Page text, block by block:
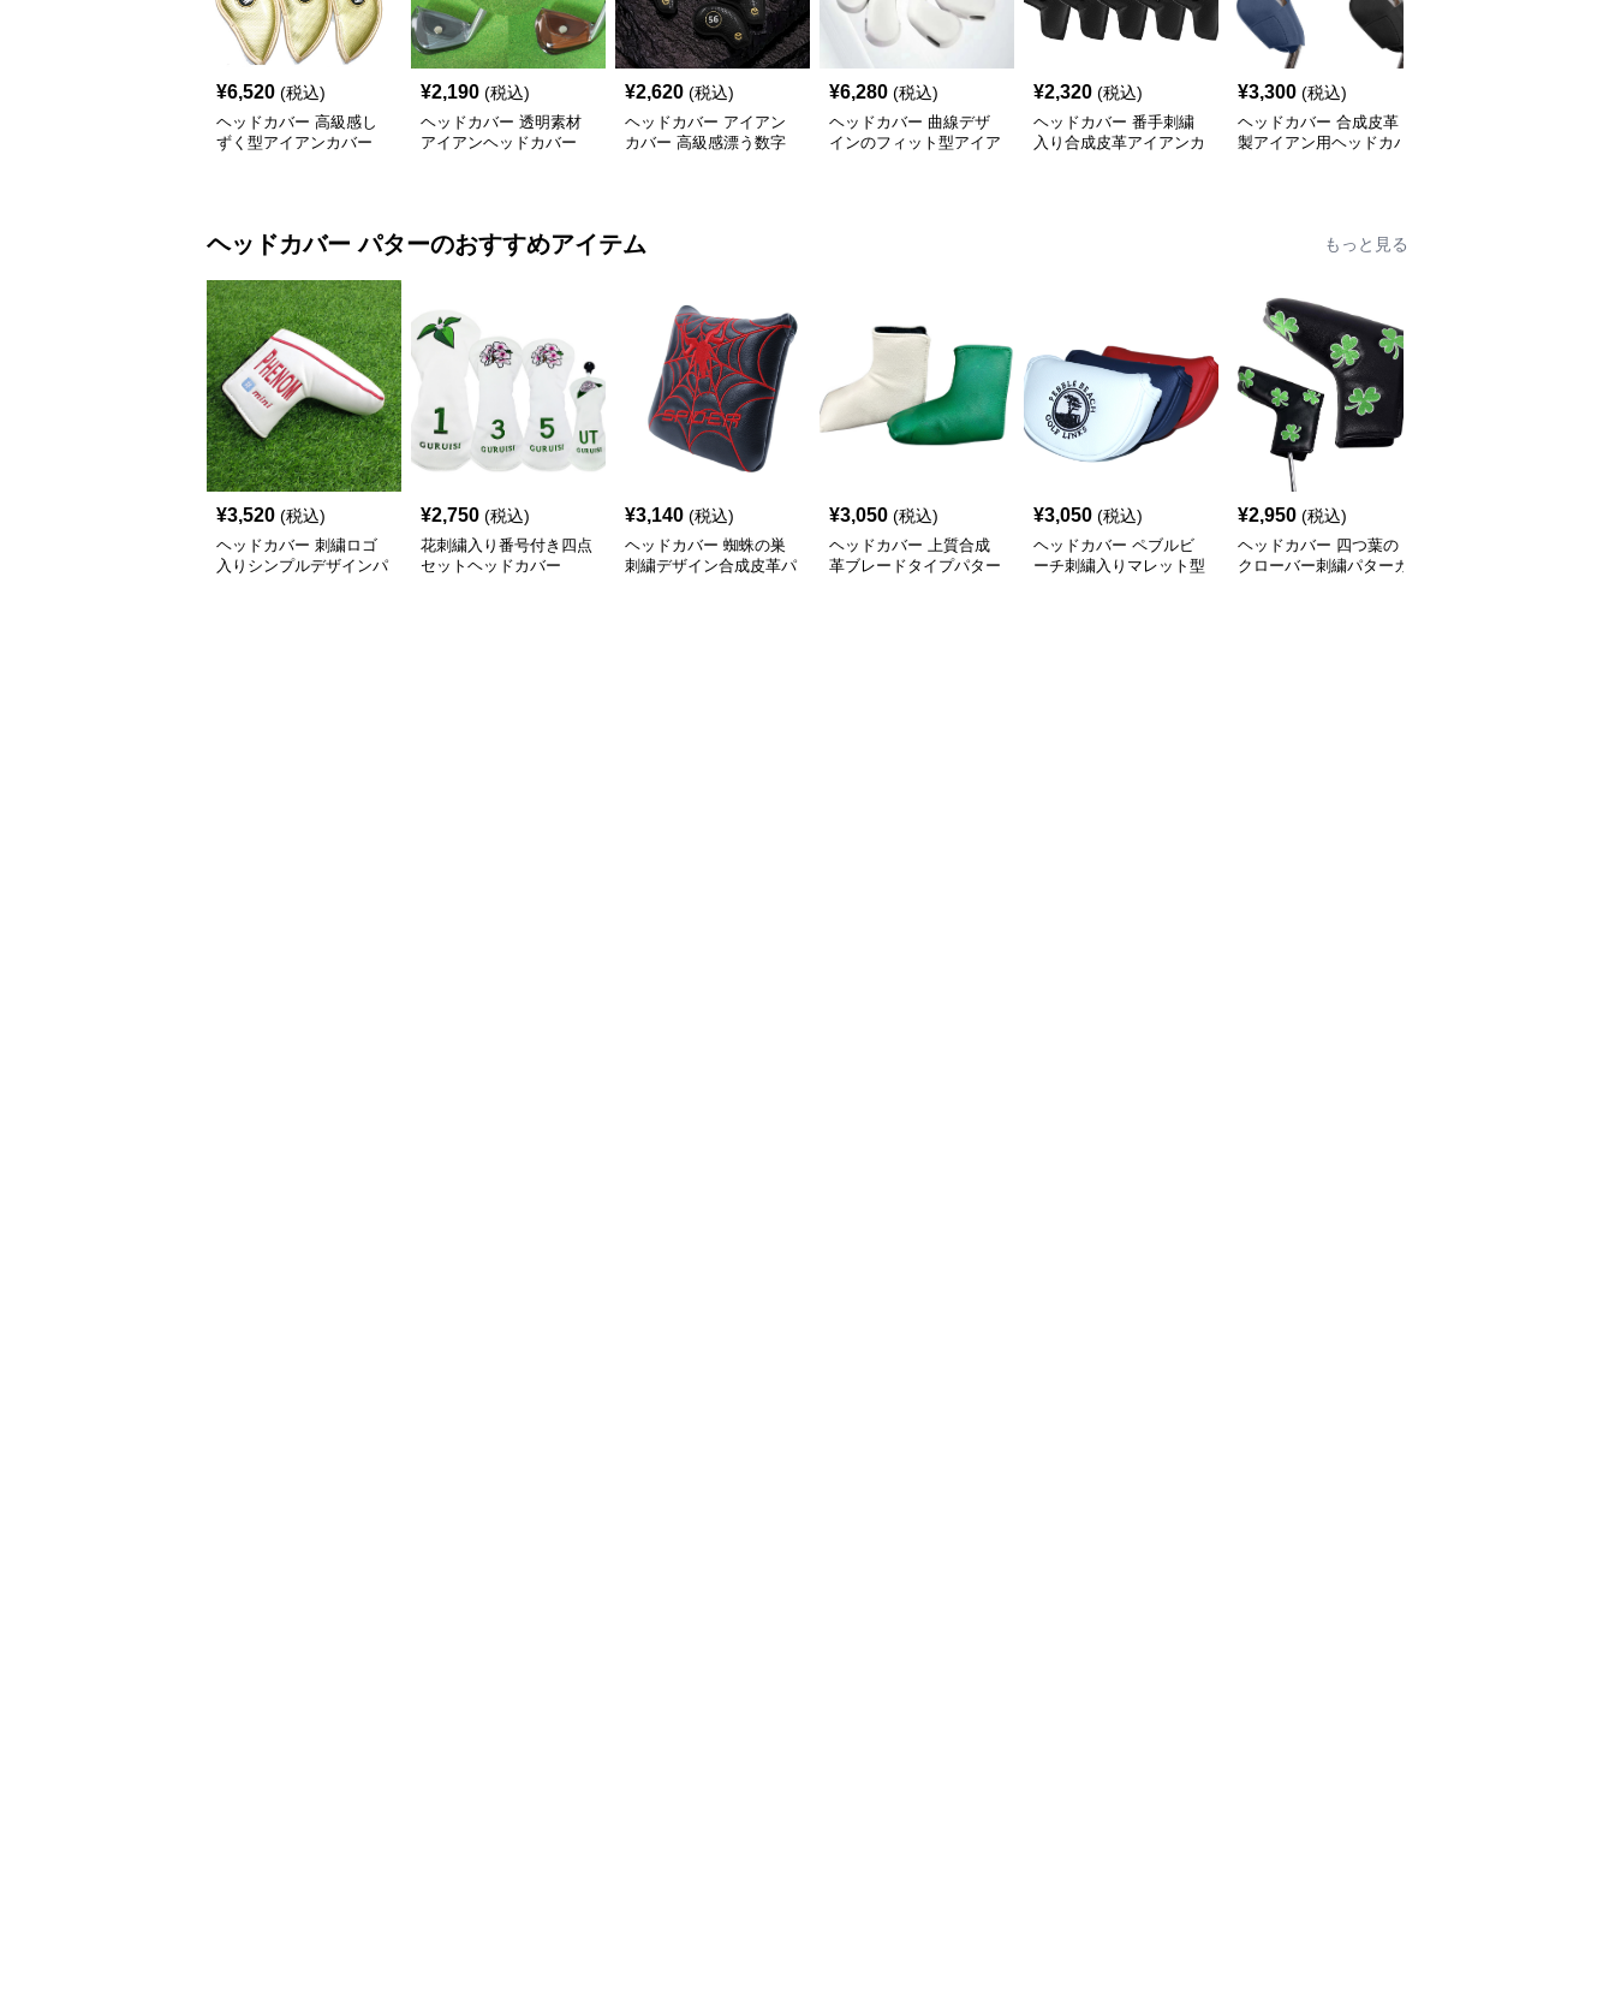
¥6,520 (税込)
ヘッドカバー 高級感し
ずく型アイアンカバー
¥2,190 (税込)
ヘッドカバー 透明素材
アイアンヘッドカバー
¥2,620 (税込)
ヘッドカバー アイアン
カバー 高級感漂う数字
¥6,280 (税込)
ヘッドカバー 曲線デザ
インのフィット型アイア
¥2,320 (税込)
ヘッドカバー 番手刺繍
入り合成皮革アイアンカ
¥3,300 (税込)
ヘッドカバー 合成皮革
製アイアン用ヘッドカバ
ヘッドカバー パターのおすすめアイテム もっと見る
¥3,520 (税込)
ヘッドカバー 刺繍ロゴ
入りシンプルデザインパ
¥2,750 (税込)
花刺繍入り番号付き四点
セットヘッドカバー
¥3,140 (税込)
ヘッドカバー 蜘蛛の巣
刺繍デザイン合成皮革パ
¥3,050 (税込)
ヘッドカバー 上質合成
革ブレードタイプパター
¥3,050 (税込)
ヘッドカバー ペブルビ
ーチ刺繍入りマレット型
¥2,950 (税込)
ヘッドカバー 四つ葉の
クローバー刺繍パターカ